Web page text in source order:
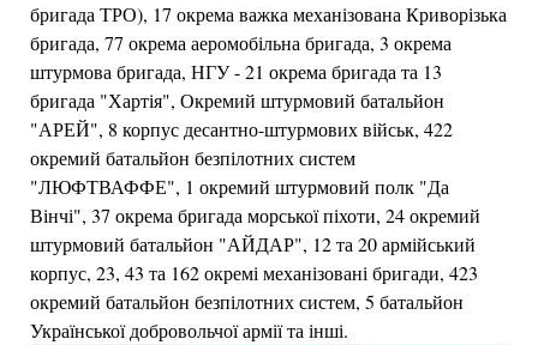
бригада ТРО), 17 окрема важка механізована Криворізька
бригада, 77 окрема аеромобільна бригада, 3 окрема
штурмова бригада, НГУ - 21 окрема бригада та 13
бригада "Хартія", Окремий штурмовий батальйон
"АРЕЙ", 8 корпус десантно-штурмових військ, 422
окремий батальйон безпілотних систем
"ЛЮФТВАФФЕ", 1 окремий штурмовий полк "Да
Вінчі", 37 окрема бригада морської піхоти, 24 окремий
штурмовий батальйон "АЙДАР", 12 та 20 армійський
корпус, 23, 43 та 162 окремі механізовані бригади, 423
окремий батальйон безпілотних систем, 5 батальйон
Української добровольчої армії та інші.